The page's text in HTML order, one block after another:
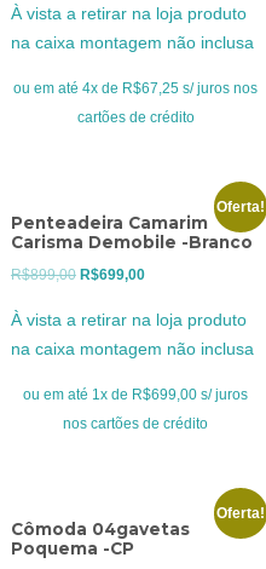
original
era:
R$369,00.
atual
é:
R$269,00.
À vista a retirar na loja produto
na caixa montagem não inclusa
ou em até 4x de R$67,25 s/ juros nos
cartões de crédito
Oferta!
Penteadeira Camarim
Carisma Demobile -Branco
R$899,00 O
original
era:
R$899,00.
R$699,00O
atual
é:
R$699,00.
À vista a retirar na loja produto
na caixa montagem não inclusa
ou em até 1x de R$699,00 s/ juros
nos cartões de crédito
Oferta!
Cômoda 04gavetas
Poquema -CP